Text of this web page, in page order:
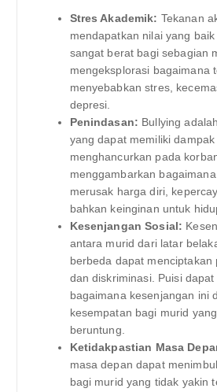
Stres Akademik: Tekanan
mendapatkan nilai yang
sangat berat bagi sebagian
mengeksplorasi bagaimana
menyebabkan stres,
depresi.
Penindasan: Bullying
yang dapat memiliki dampak
menghancurkan pada
menggambarkan
merusak harga diri,
bahkan keinginan untuk
Kesenjangan Sosial:
antara murid dari latar
berbeda dapat menciptakan
dan diskriminasi. Puisi
bagaimana kesenjangan ini
kesempatan bagi murid
beruntung.
Ketidakpastian Masa
masa depan dapat
bagi murid yang tidak yakin